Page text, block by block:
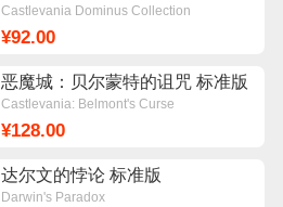
Castlevania Dominus Collection
¥92.00
恶魔城：贝尔蒙特的诅咒 标准版
Castlevania: Belmont's Curse
¥128.00
达尔文的悖论 标准版
Darwin's Paradox